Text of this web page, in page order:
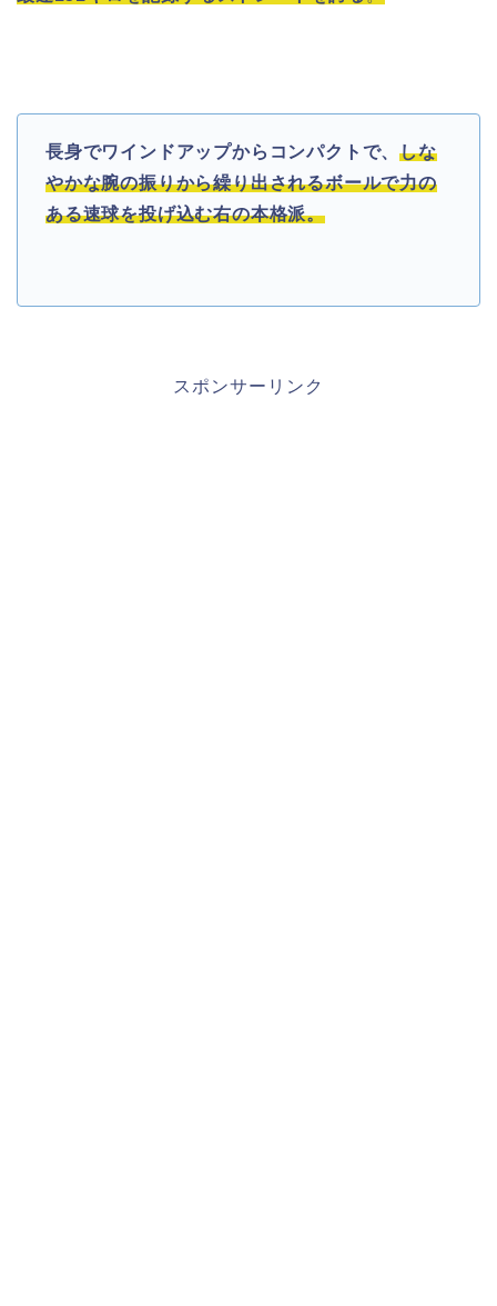
長身でワインドアップからコンパクトで、しな
やかな腕の振りから繰り出されるボールで力の
ある速球を投げ込む右の本格派。
スポンサーリンク